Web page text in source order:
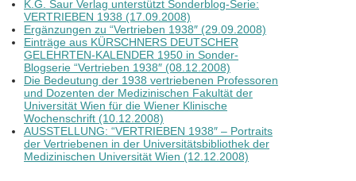
K.G. Saur Verlag unterstützt Sonderblog-Serie:
VERTRIEBEN 1938 (17.09.2008)
Ergänzungen zu “Vertrieben 1938″ (29.09.2008)
Einträge aus KÜRSCHNERS DEUTSCHER
GELEHRTEN-KALENDER 1950 in Sonder-
Blogserie “Vertrieben 1938″ (08.12.2008)
Die Bedeutung der 1938 vertriebenen Professoren
und Dozenten der Medizinischen Fakultät der
Universität Wien für die Wiener Klinische
Wochenschrift (10.12.2008)
AUSSTELLUNG: “VERTRIEBEN 1938″ – Portraits
der Vertriebenen in der Universitätsbibliothek der
Medizinischen Universität Wien (12.12.2008)